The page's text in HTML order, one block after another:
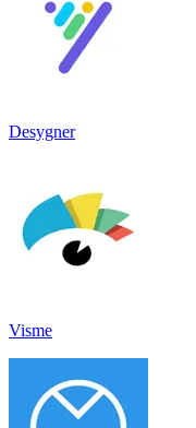
Desygner
Visme